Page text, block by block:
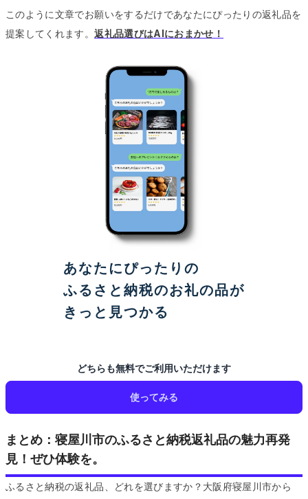
このように文章でお願いをするだけであなたにぴったりの返礼品を
提案してくれます。返礼品選びはAIにおまかせ！
あなたにぴったりの
ふるさと納税のお礼の品が
きっと見つかる
どちらも無料でご利用いただけます
使ってみる
まとめ：寝屋川市のふるさと納税返礼品の魅力再発
見！ぜひ体験を。
ふるさと納税の返礼品、どれを選びますか？大阪府寝屋川市から